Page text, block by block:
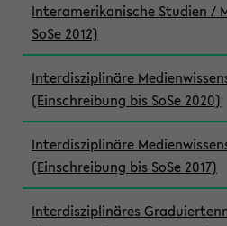
Interamerikanische Studien /
SoSe 2012)
Interdisziplinäre
(Einschreibung bis SoSe 2020)
Interdisziplinäre
(Einschreibung bis SoSe 2017)
Interdisziplinäres